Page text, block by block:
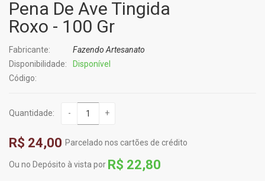
Pena De Ave Tingida
Roxo - 100 Gr
Fabricante:
Fazendo Artesanato
Disponibilidade:
Disponível
Código:
Quantidade: - +
R$ 24,00 Parcelado nos cartões de crédito
Ou no Depósito à vista por R$ 22,80